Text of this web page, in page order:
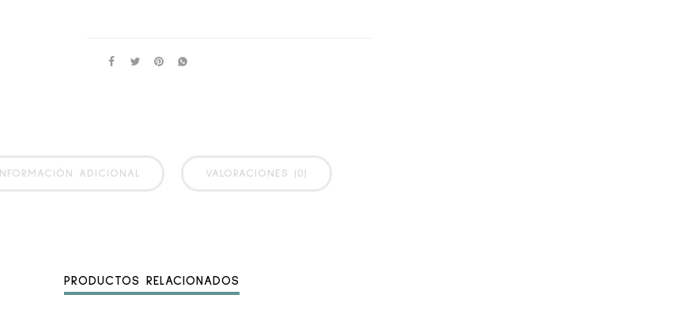
INFORMACIÓN ADICIONAL VALORACIONES (0)
PRODUCTOS RELACIONADOS